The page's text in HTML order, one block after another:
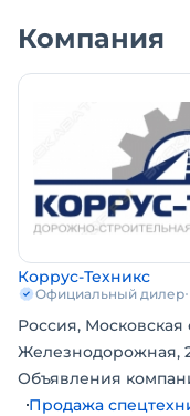
Компания
Коррус-Техникс
Официальный дилер
Россия, Московская
Железнодорожная,
Объявления
Продажа